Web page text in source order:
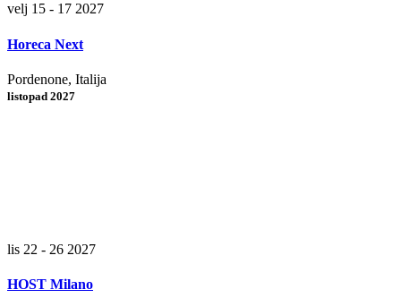
velj 15 - 17 2027
Horeca Next
Pordenone, Italija
listopad 2027
lis 22 - 26 2027
HOST Milano